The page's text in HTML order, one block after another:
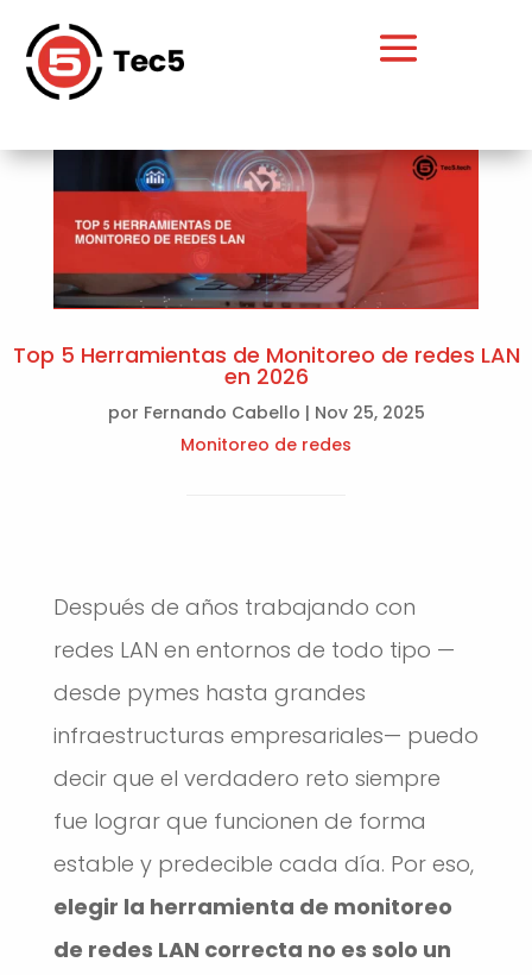
Top 5 Herramientas de Monitoreo de redes LAN
en 2026
por Fernando Cabello | Nov 25, 2025
Monitoreo de redes
Después de años trabajando con
redes LAN en entornos de todo tipo —
desde pymes hasta grandes
infraestructuras empresariales— puedo
decir que el verdadero reto siempre
fue lograr que funcionen de forma
estable y predecible cada día. Por eso,
elegir la herramienta de monitoreo
de redes LAN correcta no es solo un